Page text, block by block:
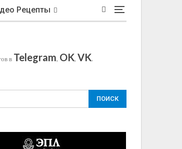
Рецепты
в Telegram, OK, VK.